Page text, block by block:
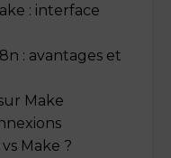
: interface
: avantages et
Make
Make ?